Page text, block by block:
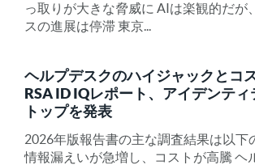
っ取りが大きな脅威に AIは楽観的だが
スの進展は停滞 東京...
ヘルプデスクのハイジャックとコ
RSA ID IQレポート、アイデンテ
トップを発表
2026年版報告書の主な調査結果は以下
情報漏えいが急増し、コストが高騰 ヘ